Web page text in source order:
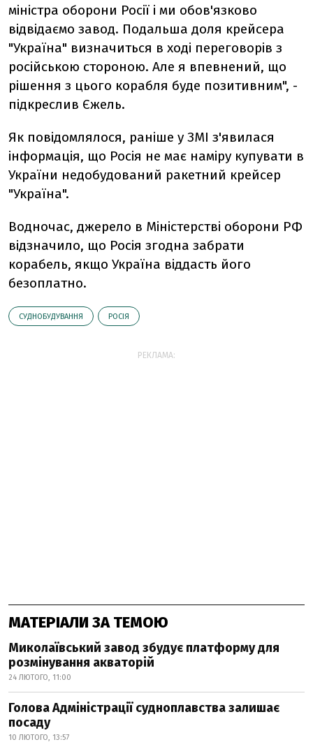
міністра оборони Росії і ми обов'язково
відвідаємо завод. Подальша доля крейсера
"Україна" визначиться в ході переговорів з
російською стороною. Але я впевнений, що
рішення з цього корабля буде позитивним", -
підкреслив Єжель.
Як повідомлялося, раніше у ЗМІ з'явилася
інформація, що Росія не має наміру купувати в
України недобудований ракетний крейсер
"Україна".
Водночас, джерело в Міністерстві оборони РФ
відзначило, що Росія згодна забрати
корабель, якщо Україна віддасть його
безоплатно.
СУДНОБУДУВАННЯ РОСІЯ
РЕКЛАМА:
МАТЕРІАЛИ ЗА ТЕМОЮ
Миколаївський завод збудує платформу для
розмінування акваторій
24 ЛЮТОГО, 11:00
Голова Адміністрації судноплавства залишає
посаду
10 ЛЮТОГО, 13:57